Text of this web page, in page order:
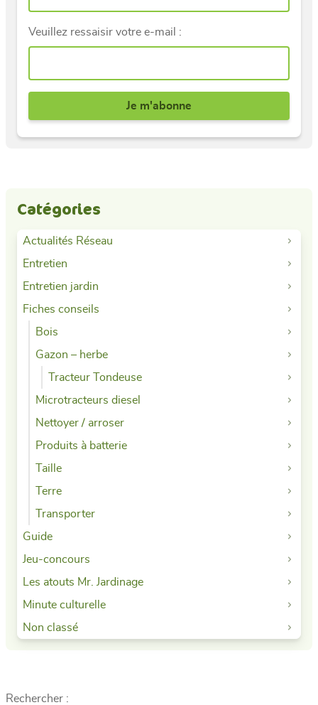
Veuillez ressaisir votre e-mail :
Catégories
Actualités Réseau
Entretien
Entretien jardin
Fiches conseils
Bois
Gazon – herbe
Tracteur Tondeuse
Microtracteurs diesel
Nettoyer / arroser
Produits à batterie
Taille
Terre
Transporter
Guide
Jeu-concours
Les atouts Mr. Jardinage
Minute culturelle
Non classé
Rechercher :